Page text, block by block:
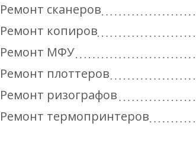
Ремонт сканеров
Ремонт копиров
Ремонт МФУ
Ремонт плоттеров
Ремонт ризографов
Ремонт термопринтеров